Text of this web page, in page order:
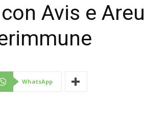
Avis e Areu
WhatsApp